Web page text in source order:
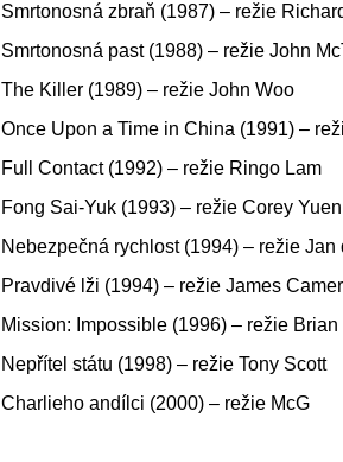
Smrtonosná zbraň (1987) – režie
Smrtonosná past (1988) – režie John
The Killer (1989) – režie John Woo
Once Upon a Time in China (1991) –
Full Contact (1992) – režie Ringo Lam
Fong Sai-Yuk (1993) – režie Corey Yuen
Nebezpečná rychlost (1994) – režie Jan
Pravdivé lži (1994) – režie James
Mission: Impossible (1996) – režie
Nepřítel státu (1998) – režie Tony Scott
Charlieho andílci (2000) – režie McG